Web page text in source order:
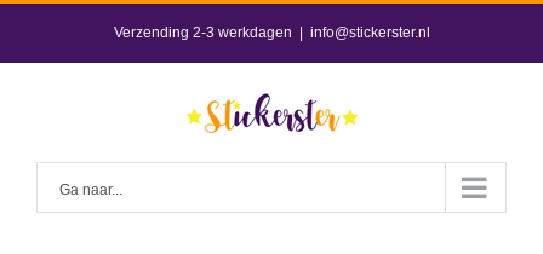
content
Verzending 2-3 werkdagen info@stickerster.nl
Ga naar...